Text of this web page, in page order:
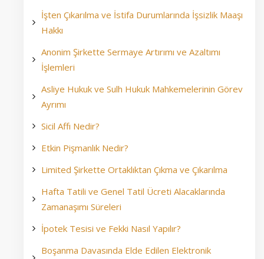
İşten Çıkarılma ve İstifa Durumlarında İşsizlik Maaşı
Hakkı
Anonim Şirkette Sermaye Artırımı ve Azaltımı
İşlemleri
Asliye Hukuk ve Sulh Hukuk Mahkemelerinin Görev
Ayrımı
Sicil Affı Nedir?
Etkin Pişmanlık Nedir?
Limited Şirkette Ortaklıktan Çıkma ve Çıkarılma
Hafta Tatili ve Genel Tatil Ücreti Alacaklarında
Zamanaşımı Süreleri
İpotek Tesisi ve Fekki Nasıl Yapılır?
Boşanma Davasında Elde Edilen Elektronik